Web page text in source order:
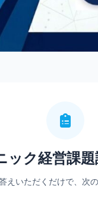
ック経営課
えいただくだけで、次